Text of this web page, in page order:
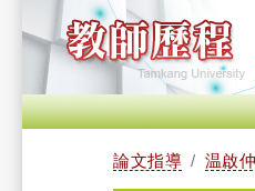
論文指導 温啟